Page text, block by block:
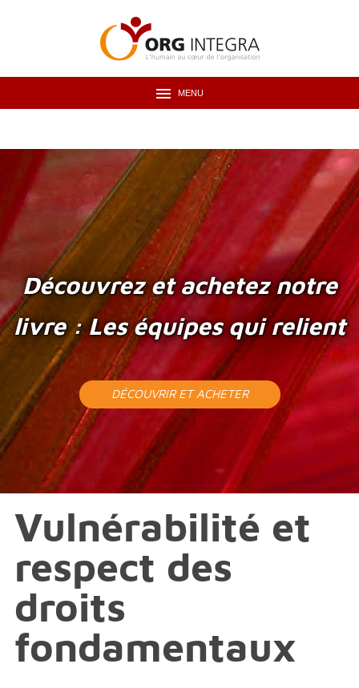
MENU
Découvrez et achetez notre
livre : Les équipes qui relient
DÉCOUVRIR ET ACHETER
Vulnérabilité et
respect des
droits
fondamentaux